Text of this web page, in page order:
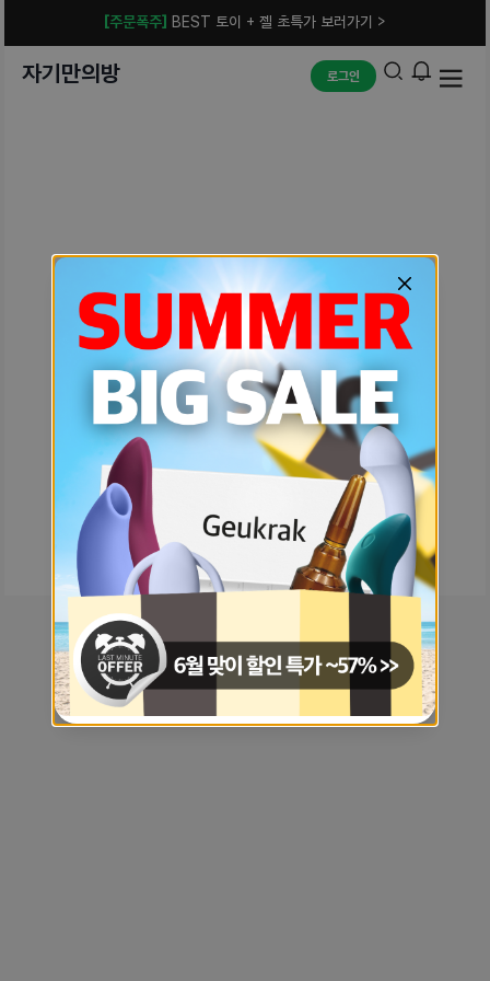
[주문폭주] BEST 토이 + 젤 초특가 보러가기 >
자기만의방 로그인
예상치 못한 에러입니다.